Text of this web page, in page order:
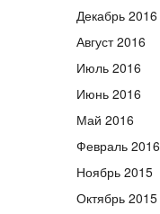
Декабрь 2016
Август 2016
Июль 2016
Июнь 2016
Май 2016
Февраль 2016
Ноябрь 2015
Октябрь 2015